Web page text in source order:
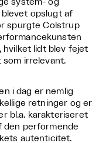
system- og
opslugt af
spurgte Colstrup
hvilket lidt blev fejet
som irrelevant.
i dag er nemlig
retninger og er
bl.a. karakteriseret
den performende
autenticitet.